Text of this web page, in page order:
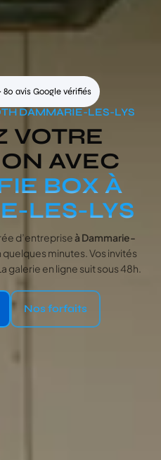
80 avis Google vérifiés
DAMMARIE-LES-LYS
VOTRE
AVEC
BOX À
LES-LYS
d’entrepriseà Dammarie-
quelques minutes. Vos invités
galerie en ligne suit sous 48h.
Nos forfaits